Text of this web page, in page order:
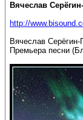
Вячеслав
http://
Вячеслав Серёгин-
Премьера песни